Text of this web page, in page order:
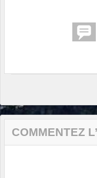
COMMENTEZ